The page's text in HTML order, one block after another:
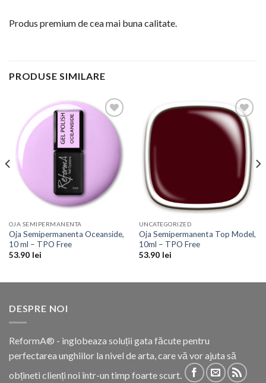
Produs premium de cea mai buna calitate.
PRODUSE SIMILARE
Add to
Wishlist
OJA SEMIPERMANENTA
Oja Semipermanenta Oceanside,
10 ml – TPO Free
53.90 lei
Add to
Wishlist
UNCATEGORIZED
Oja Semipermanenta Top Model,
10ml – TPO Free
53.90 lei
DESPRE NOI
ReformA® - inglobeaza soluții gata făcute pentru
perfectarea unghiilor la nivel de arta, care vă vor ajuta să
obțineti clienți noi într-un timp foarte scurt.